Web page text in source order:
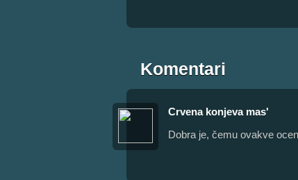
Komentari
Crvena konjeva mas'
Dobra je, čemu ovakve